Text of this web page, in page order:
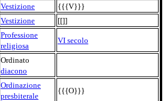
Vestizione
{{{V}}}
Vestizione
[[]]
Professione
religiosa
VI secolo
Ordinato
diacono
Ordinazione
presbiterale
{{{O}}}